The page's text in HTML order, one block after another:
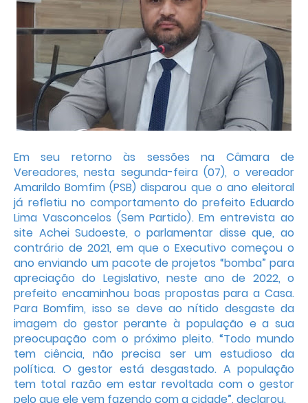
Em seu retorno às sessões na Câmara de
Vereadores, nesta segunda-feira (07), o vereador
Amarildo Bomfim (PSB) disparou que o ano eleitoral
já refletiu no comportamento do prefeito Eduardo
Lima Vasconcelos (Sem Partido). Em entrevista ao
site Achei Sudoeste, o parlamentar disse que, ao
contrário de 2021, em que o Executivo começou o
ano enviando um pacote de projetos “bomba” para
apreciação do Legislativo, neste ano de 2022, o
prefeito encaminhou boas propostas para a Casa.
Para Bomfim, isso se deve ao nítido desgaste da
imagem do gestor perante à população e a sua
preocupação com o próximo pleito. “Todo mundo
tem ciência, não precisa ser um estudioso da
política. O gestor está desgastado. A população
tem total razão em estar revoltada com o gestor
pelo que ele vem fazendo com a cidade”, declarou.